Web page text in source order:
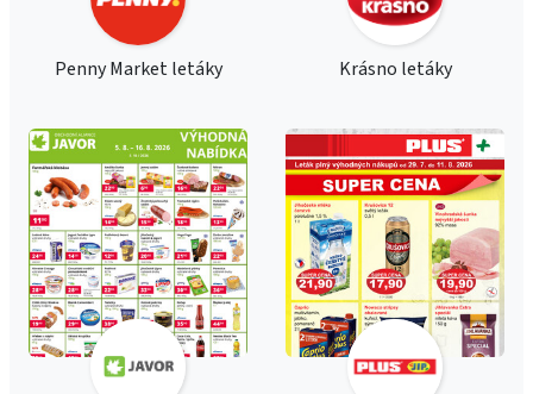
Penny Market letáky Krásno letáky